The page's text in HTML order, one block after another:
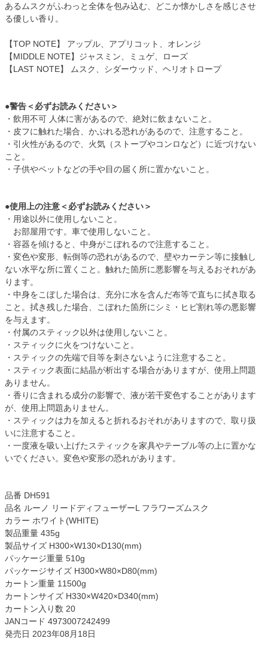
あるムスクがふわっと全体を包み込む、どこか懐かしさを感じさせ
る優しい香り。
【TOP NOTE】 アップル、アプリコット、オレンジ
【MIDDLE NOTE】ジャスミン、ミュゲ、ローズ
【LAST NOTE】 ムスク、シダーウッド、ヘリオトロープ
●警告＜必ずお読みください＞
・飲用不可 人体に害があるので、絶対に飲まないこと。
・皮フに触れた場合、かぶれる恐れがあるので、注意すること。
・引火性があるので、火気（ストーブやコンロなど）に近づけない
こと。
・子供やペットなどの手や目の届く所に置かないこと。
●使用上の注意＜必ずお読みください＞
・用途以外に使用しないこと。
お部屋用です。車で使用しないこと。
・容器を傾けると、中身がこぼれるので注意すること。
・変色や変形、転倒等の恐れがあるので、壁やカーテン等に接触し
ない水平な所に置くこと。触れた箇所に悪影響を与えるおそれがあ
ります。
・中身をこぼした場合は、充分に水を含んだ布等で直ちに拭き取る
こと。拭き残した場合、こぼれた箇所にシミ・ヒビ割れ等の悪影響
を与えます。
・付属のスティック以外は使用しないこと。
・スティックに火をつけないこと。
・スティックの先端で目等を刺さないように注意すること。
・スティック表面に結晶が析出する場合がありますが、使用上問題
ありません。
・香りに含まれる成分の影響で、液が若干変色することがあります
が、使用上問題ありません。
・スティックは力を加えると折れるおそれがありますので、取り扱
いに注意すること。
・一度液を吸い上げたスティックを家具やテーブル等の上に置かな
いでください。変色や変形の恐れがあります。
品番 DH591
品名 ルーノ リードディフューザーL フラワーズムスク
カラー ホワイト(WHITE)
製品重量 435g
製品サイズ H300×W130×D130(mm)
パッケージ重量 510g
パッケージサイズ H300×W80×D80(mm)
カートン重量 11500g
カートンサイズ H330×W420×D340(mm)
カートン入り数 20
JANコード 4973007242499
発売日 2023年08月18日